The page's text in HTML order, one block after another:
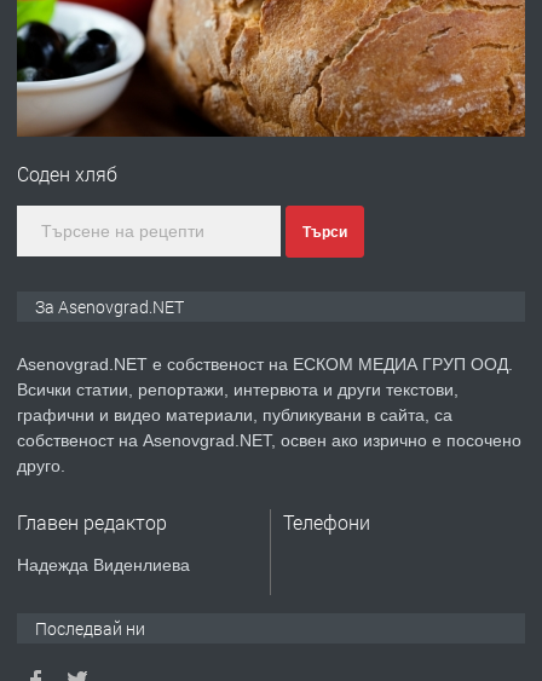
преди 1 година
ПРЕДЛАГА
Професионална зеленчукорезачка
преди 2 години
ПРЕДЛАГА
Давам индивидуалани уроци по
Соден хляб
Търси
За Asenovgrad.NET
Asenovgrad.NET е собственост на ЕСКОМ МЕДИА ГРУП ООД.
Всички статии, репортажи, интервюта и други текстови,
графични и видео материали, публикувани в сайта, са
собственост на Asenovgrad.NET, освен ако изрично е посочено
друго.
Главен редактор
Надежда Виденлиева
Телефони
Последвай ни